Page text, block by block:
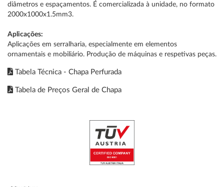
diâmetros e espaçamentos. É comercializada à unidade, no formato
2000x1000x1.5mm3.
Aplicações:
Aplicações em serralharia, especialmente em elementos
ornamentais e mobiliário. Produção de máquinas e respetivas peças.
Tabela Técnica - Chapa Perfurada
Tabela de Preços Geral de Chapa